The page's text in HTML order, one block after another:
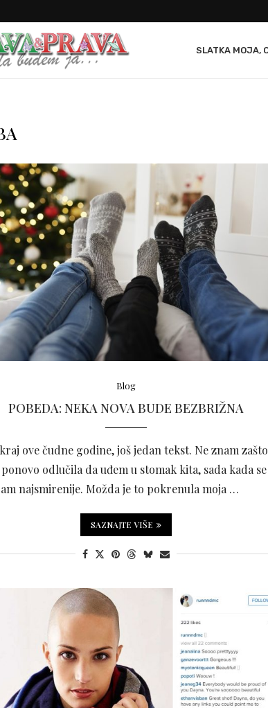
SLATKA MOJA,
Blog
POBEDA: NEKA NOVA BUDE BEZBRIŽNA
ove čudne godine, još jedan tekst. Ne znam zašto
ponovo odlučila da uđem u stomak kita, sada kada se
najsmirenije. Možda je to pokrenula moja …
SAZNAJTE VIŠE